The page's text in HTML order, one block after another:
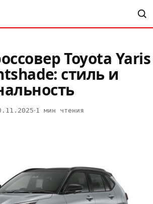
Toyota Yaris
стиль и
·1 мин чтения